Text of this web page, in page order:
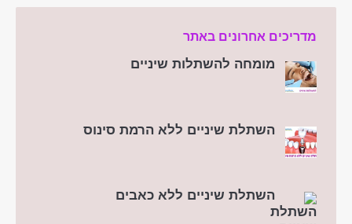
מדריכים אחרונים באתר
מומחה להשתלות שיניים
השתלת שיניים ללא הרמת סינוס
השתלת שיניים ללא כאבים